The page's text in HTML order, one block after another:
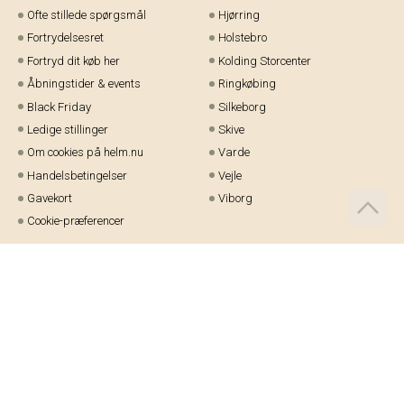
Ofte stillede spørgsmål
Fortrydelsesret
Fortryd dit køb her
Åbningstider & events
Black Friday
Ledige stillinger
Om cookies på helm.nu
Handelsbetingelser
Gavekort
Cookie-præferencer
Hjørring
Holstebro
Kolding Storcenter
Ringkøbing
Silkeborg
Skive
Varde
Vejle
Viborg